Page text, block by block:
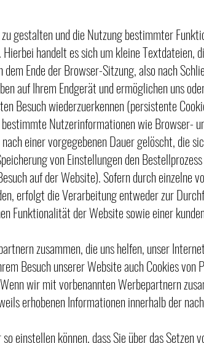
gestalten und die Nutzung bestimmter
handelt es sich um kleine Textdateien,
Ende der Browser-Sitzung, also nach
auf Ihrem Endgerät und ermöglichen uns
Besuch wiederzuerkennen (persistente
Nutzerinformationen wie Browser-
einer vorgegebenen Dauer gelöscht, die
von Einstellungen den
auf der Website). Sofern durch einzelne
erfolgt die Verarbeitung entweder zur
Funktionalität der Website sowie einer
zusammen, die uns helfen, unser
Besuch unserer Website auch Cookies
wir mit vorbenannten Werbepartnern
erhobenen Informationen innerhalb der
einstellen können, dass Sie über das